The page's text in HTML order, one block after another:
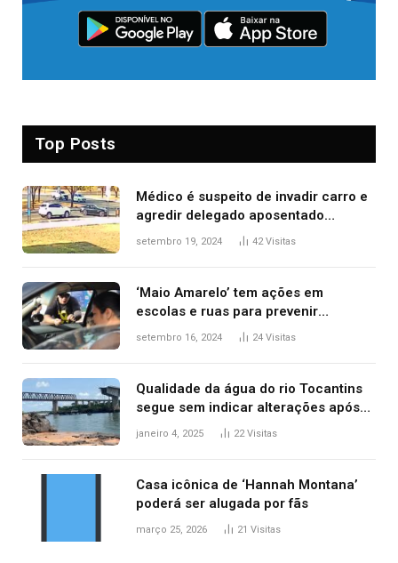
Top Posts
Médico é suspeito de invadir carro e
agredir delegado aposentado
durante confusão no trânsito
setembro 19, 2024 42Visitas
‘Maio Amarelo’ tem ações em
escolas e ruas para prevenir
acidentes no trânsito no AP
setembro 16, 2024 24 Visitas
Qualidade da água do rio Tocantins
segue sem indicar alterações após
desabamento da ponte entre MA e
janeiro 4, 2025 22Visitas
Casa icônica de ‘Hannah Montana’
poderá ser alugada por fãs
março 25, 2026 21 Visitas